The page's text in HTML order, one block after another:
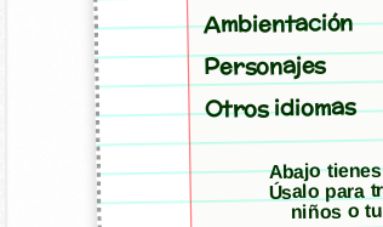
Ambientación
Personajes
Otros idiomas
Abajo
Úsalo para
niños o